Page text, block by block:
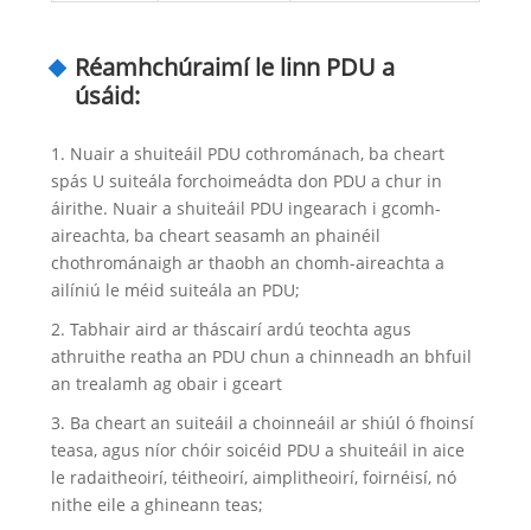
Réamhchúraimí le linn PDU a
úsáid:
1. Nuair a shuiteáil PDU cothrománach, ba cheart
spás U suiteála forchoimeádta don PDU a chur in
áirithe. Nuair a shuiteáil PDU ingearach i gcomh-
aireachta, ba cheart seasamh an phainéil
chothrománaigh ar thaobh an chomh-aireachta a
ailíniú le méid suiteála an PDU;
2. Tabhair aird ar tháscairí ardú teochta agus
athruithe reatha an PDU chun a chinneadh an bhfuil
an trealamh ag obair i gceart
3. Ba cheart an suiteáil a choinneáil ar shiúl ó fhoinsí
teasa, agus níor chóir soicéid PDU a shuiteáil in aice
le radaitheoirí, téitheoirí, aimplitheoirí, foirnéisí, nó
nithe eile a ghineann teas;